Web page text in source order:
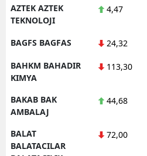
AZTEK AZTEK
TEKNOLOJI
4,47
BAGFS BAGFAS 24,32
BAHKM BAHADIR
KIMYA
113,30
BAKAB BAK
AMBALAJ
44,68
BALAT
BALATACILAR
72,00